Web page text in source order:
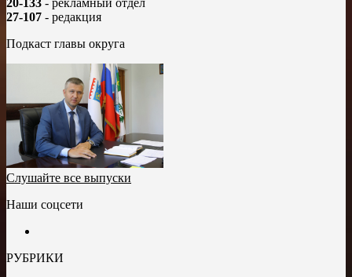
27-107 - редакция
Подкаст главы округа
Слушайте все выпуски
Наши соцсети
РУБРИКИ